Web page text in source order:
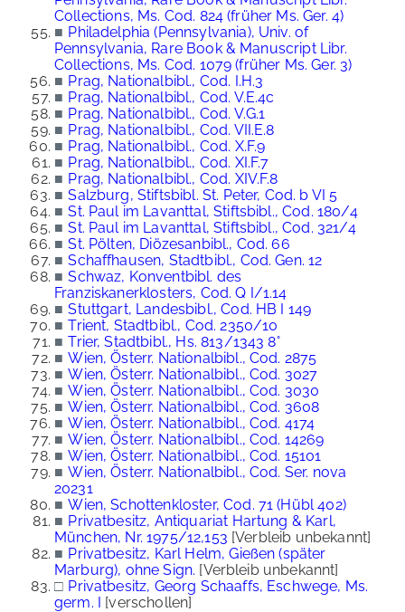
Collections, Ms. Cod. 824 (früher Ms. Ger. 4)
■ Philadelphia (Pennsylvania), Univ. of
Pennsylvania, Rare Book & Manuscript Libr.
Collections, Ms. Cod. 1079 (früher Ms. Ger. 3)
■ Prag, Nationalbibl., Cod. I.H.3
■ Prag, Nationalbibl., Cod. V.E.4c
■ Prag, Nationalbibl., Cod. V.G.1
■ Prag, Nationalbibl., Cod. VII.E.8
■ Prag, Nationalbibl., Cod. X.F.9
■ Prag, Nationalbibl., Cod. XI.F.7
■ Prag, Nationalbibl., Cod. XIV.F.8
■ Salzburg, Stiftsbibl. St. Peter, Cod. b VI 5
■ St. Paul im Lavanttal, Stiftsbibl., Cod. 180/4
■ St. Paul im Lavanttal, Stiftsbibl., Cod. 321/4
■ St. Pölten, Diözesanbibl., Cod. 66
■ Schaffhausen, Stadtbibl., Cod. Gen. 12
■ Schwaz, Konventbibl. des
Franziskanerklosters, Cod. Q I/1.14
■ Stuttgart, Landesbibl., Cod. HB I 149
■ Trient, Stadtbibl., Cod. 2350/10
■ Trier, Stadtbibl., Hs. 813/1343 8°
■ Wien, Österr. Nationalbibl., Cod. 2875
■ Wien, Österr. Nationalbibl., Cod. 3027
■ Wien, Österr. Nationalbibl., Cod. 3030
■ Wien, Österr. Nationalbibl., Cod. 3608
■ Wien, Österr. Nationalbibl., Cod. 4174
■ Wien, Österr. Nationalbibl., Cod. 14269
■ Wien, Österr. Nationalbibl., Cod. 15101
■ Wien, Österr. Nationalbibl., Cod. Ser. nova
20231
■ Wien, Schottenkloster, Cod. 71 (Hübl 402)
■ Privatbesitz, Antiquariat Hartung & Karl,
München, Nr. 1975/12,153 [Verbleib unbekannt]
■ Privatbesitz, Karl Helm, Gießen (später
Marburg), ohne Sign. [Verbleib unbekannt]
□ Privatbesitz, Georg Schaaffs, Eschwege, Ms.
germ. I [verschollen]